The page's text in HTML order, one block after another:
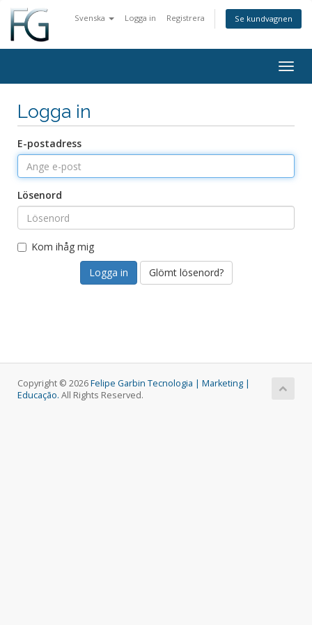
Svenska Logga in Registrera Se kundvagnen
Logga in
E-postadress
Lösenord
Kom ihåg mig
Glömt lösenord?
Copyright © 2026Felipe Garbin Tecnologia | Marketing |
Educação. All Rights Reserved.